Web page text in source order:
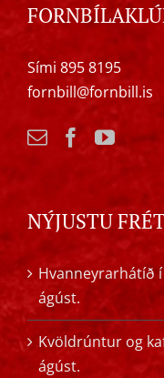
Sími 895 8195
fornbill@fornbill.is
NÝJUSTU
Hvanneyrarhátíð
ágúst.
Kvöldrúntur og
ágúst.